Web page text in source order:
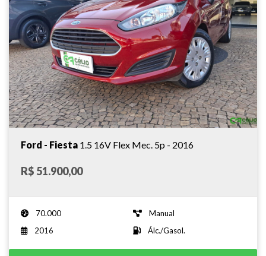
Ford - Fiesta 1.5 16V Flex Mec. 5p - 2016
R$ 51.900,00
70.000
Manual
2016
Álc./Gasol.